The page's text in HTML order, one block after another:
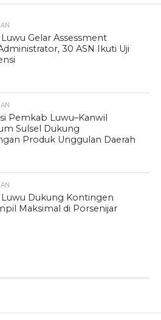
Gelar Assessment
30 ASN Ikuti Uji
Pemkab Luwu–Kanwil
Sulsel Dukung
Produk Unggulan Daerah
Dukung Kontingen
Maksimal di Porsenijar